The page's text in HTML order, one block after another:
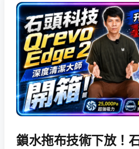
鎖水拖布技術下放！